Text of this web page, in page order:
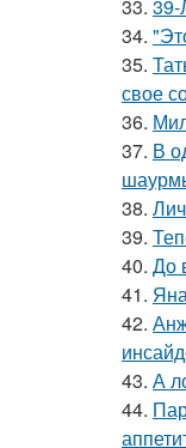
33. 39-
34.
35.
свое
36.
37. В
38.
39.
40. До
41.
42.
43. А
44.